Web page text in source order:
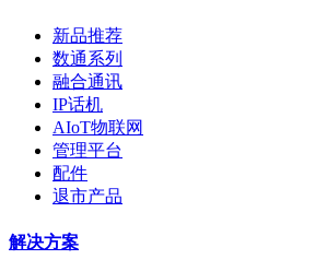
新品推荐
数通系列
融合通讯
IP话机
AIoT物联网
管理平台
配件
退市产品
解决方案